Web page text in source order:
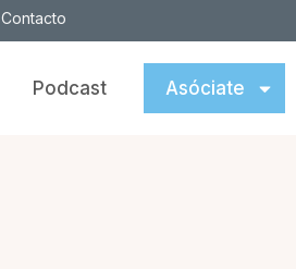
Contacto
Podcast Asóciate